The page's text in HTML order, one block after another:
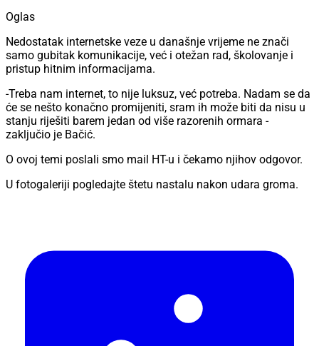
Oglas
Nedostatak internetske veze u današnje vrijeme ne znači
samo gubitak komunikacije, već i otežan rad, školovanje i
pristup hitnim informacijama.
-Treba nam internet, to nije luksuz, već potreba. Nadam se da
će se nešto konačno promijeniti, sram ih može biti da nisu u
stanju riješiti barem jedan od više razorenih ormara -
zaključio je Bačić.
O ovoj temi poslali smo mail HT-u i čekamo njihov odgovor.
U fotogaleriji pogledajte štetu nastalu nakon udara groma.